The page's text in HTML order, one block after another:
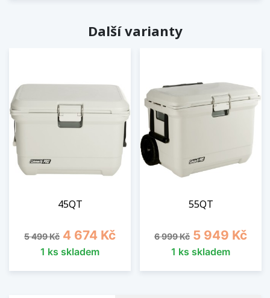
Další varianty
45QT
Běžná cena
5 499 Kč Cena
4 674 Kč
1 ks skladem
55QT
Běžná cena
6 999 Kč Cena
5 949 Kč
1 ks skladem